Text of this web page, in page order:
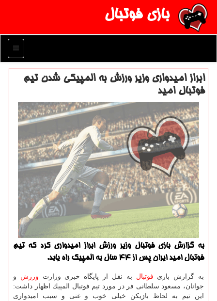
بازی فوتبال
منو
ابراز امیدواری وزیر ورزش به المپیكی شدن تیم
فوتبال امید
به گزارش بازی فوتبال وزیر ورزش ابراز امیدواری كرد كه تیم
فوتبال امید ایران پس از 44 سال به المپیك راه یابد.
به گزارش بازی فوتبال به نقل از پایگاه خبری وزارت ورزش و
جوانان، مسعود سلطانی فر در مورد تیم فوتبال المپیك اظهار داشت:
این تیم به لحاظ بازیكن خیلی خوب و غنی و سبب امیدواری